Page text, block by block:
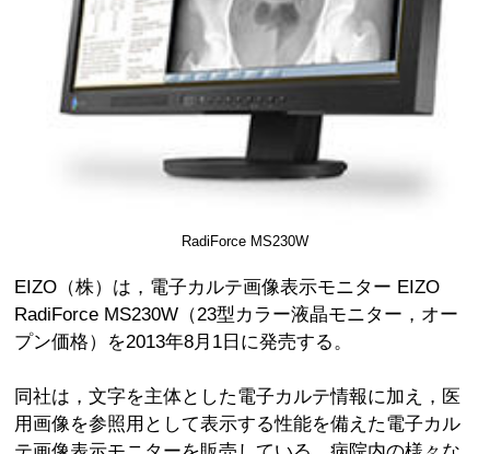
RadiForce MS230W
EIZO（株）は，電子カルテ画像表示モニター EIZO
RadiForce MS230W（23型カラー液晶モニター，オー
プン価格）を2013年8月1日に発売する。
同社は，文字を主体とした電子カルテ情報に加え，医
用画像を参照用として表示する性能を備えた電子カル